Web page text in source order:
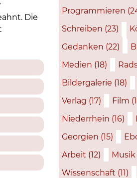
Die
Programmieren
Schreiben (23)
Gedanken (22)
Medien (18)
Bildergalerie (18)
Verlag (17) Film
Niederrhein (16)
Georgien (15)
Arbeit (12) Musik
Wissenschaft (11)